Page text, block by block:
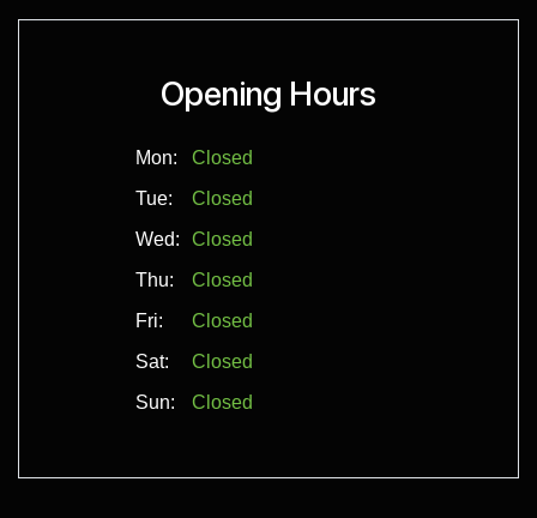
Opening Hours
Mon:
Closed
Tue:
Closed
Wed:
Closed
Thu:
Closed
Fri:
Closed
Sat:
Closed
Sun:
Closed